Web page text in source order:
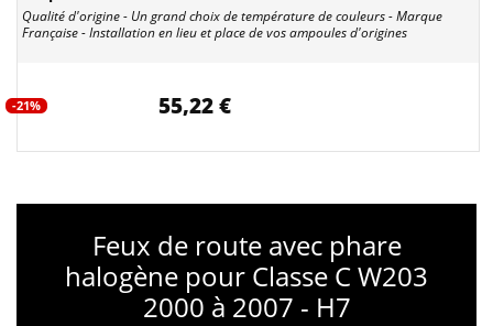
Qualité d'origine - Un grand choix de température de couleurs - Marque
Française - Installation en lieu et place de vos ampoules d'origines
-21% 55,22 €
Feux de route avec phare
halogène pour Classe C W203
2000 à 2007 - H7